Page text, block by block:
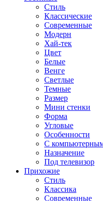
Стиль
Классические
Современные
Модерн
Хай-тек
Цвет
Белые
Венге
Светлые
Темные
Размер
Мини стенки
Форма
Угловые
Особенности
С
Назначение
Под телевизор
Прихожие
Стиль
Классика
Современные